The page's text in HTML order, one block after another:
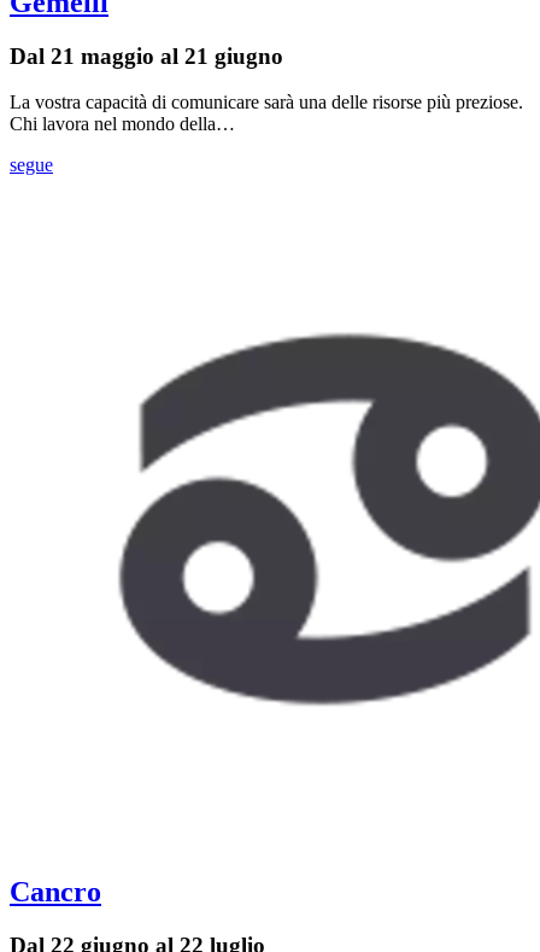
Dal 21 maggio al 21 giugno
La vostra capacità di comunicare sarà una delle risorse più preziose.
Chi lavora nel mondo della…
segue
Cancro
Dal 22 giugno al 22 luglio